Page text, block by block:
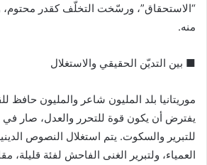
“الاستحقاق”، ورسّخت التخلّف كقدر محتوم،
منه.
■ بين التديّن الحقيقي والاستغلال
موريتانيا بلد المليون شاعر والمليون حافظ
يفترض أن يكون قوة للتحرر والعدل، صار في
للتبرير والسكوت. يتم استغلال النصوص
العمياء، ولتبرير الغنى الفاحش لفئة قليلة،